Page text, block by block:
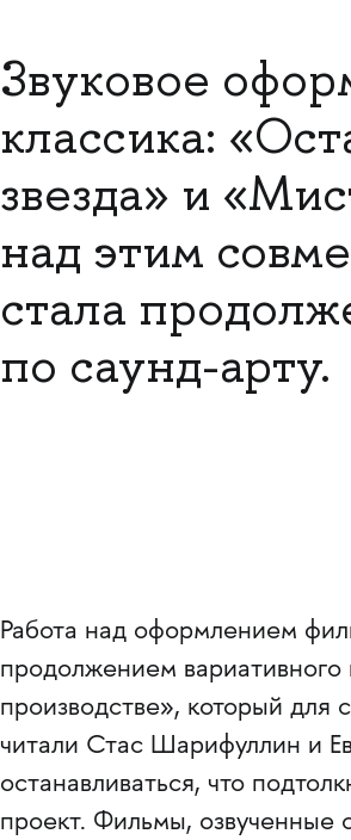
Звуковое
классика:
звезда» и
над этим
стала
по саунд-арту.
Работа над оформлением
продолжением вариативного
производстве», который
читали Стас Шарифуллин и
останавливаться, что
проект. Фильмы, озвученные